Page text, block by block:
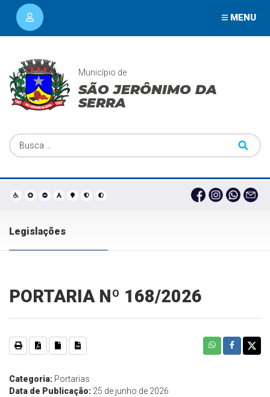
MENU
Município de
SÃO JERÔNIMO DA
SERRA
Legislações
PORTARIA Nº 168/2026
Categoria: Portarias
Data de Publicação: 25 de junho de 2026